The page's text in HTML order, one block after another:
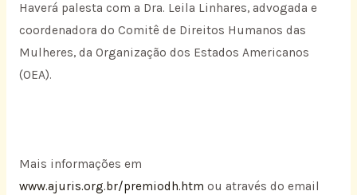
Haverá palesta com a Dra. Leila Linhares, advogada e
coordenadora do Comitê de Direitos Humanos das
Mulheres, da Organização dos Estados Americanos
(OEA).
Mais informações em
www.ajuris.org.br/premiodh.htm ou através do email